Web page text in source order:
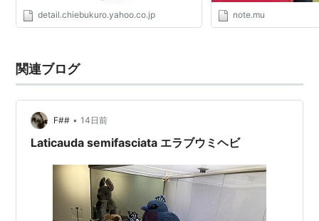
detail.chiebukuro.yahoo.co.jp note.mu
関連ブログ
F## • 14日前
Laticauda semifasciata エラブウミヘビ